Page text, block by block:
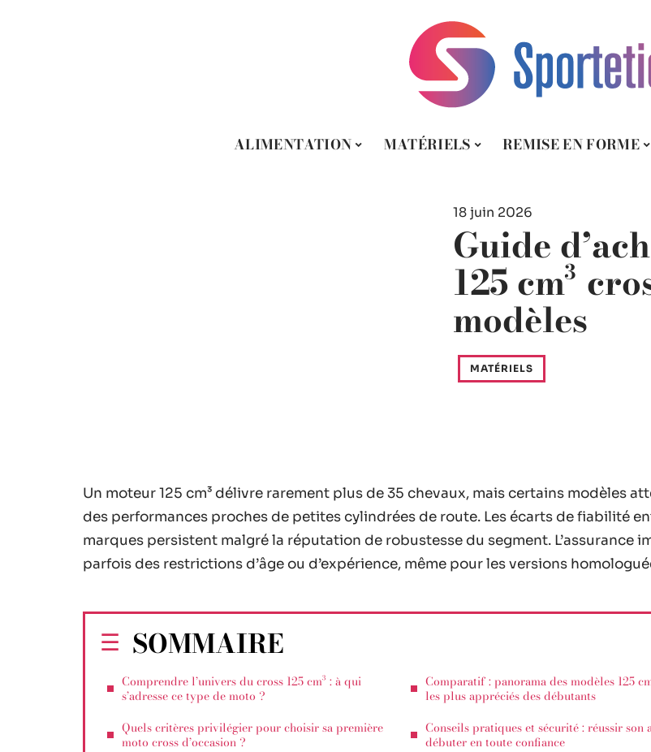
ALIMENTATION MATÉRIELS REMISE EN FORME
18 juin 2026
Guide
125 cm³
modèles
MATÉRIELS
Un moteur 125 cm³ délivre rarement plus de 35 chevaux, mais certains modèles
des performances proches de petites cylindrées de route. Les écarts de fiabilité
marques persistent malgré la réputation de robustesse du segment. L’assurance
parfois des restrictions d’âge ou d’expérience, même pour les versions
SOMMAIRE
Comprendre l’univers du cross 125 cm³ : à qui
s’adresse ce type de moto ?
Quels critères privilégier pour choisir sa première
moto cross d’occasion ?
Comparatif : panorama des modèles 125
les plus appréciés des débutants
Conseils pratiques et sécurité : réussir son
débuter en toute confiance